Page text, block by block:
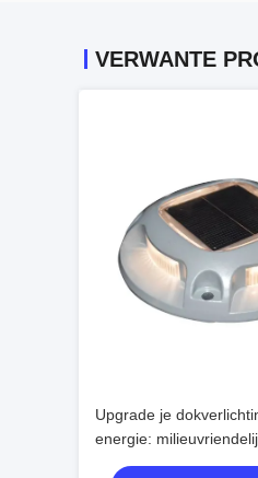
Upgrade je
energie:
te installeren